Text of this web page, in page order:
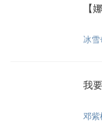
【
冰
我
邓